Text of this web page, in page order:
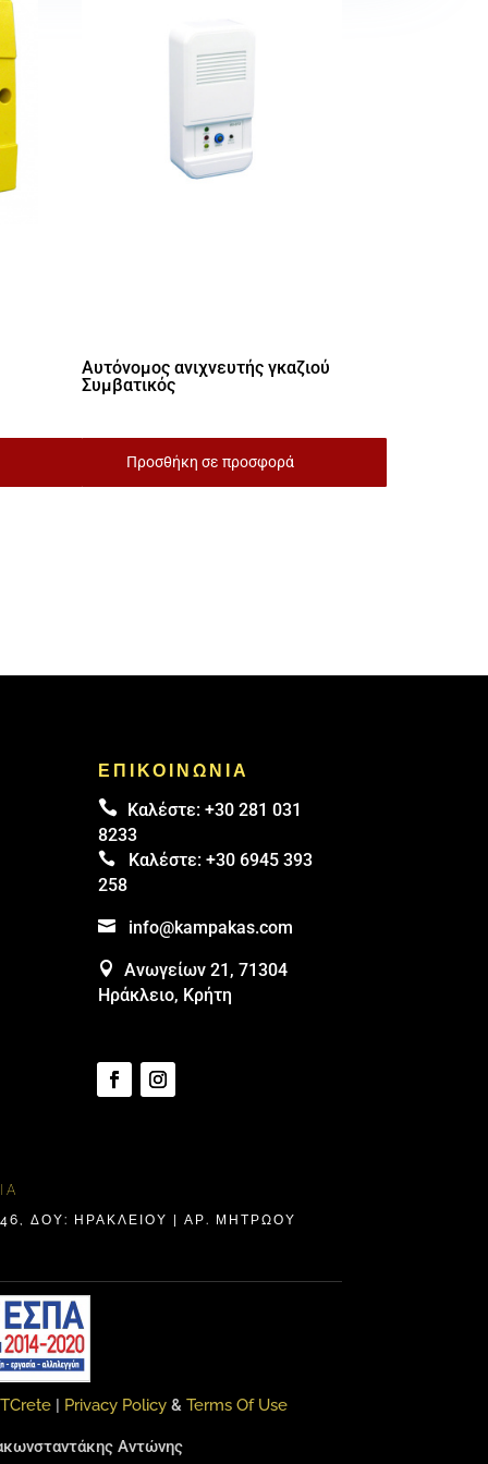
Αυτόνομος ανιχνευτής γκαζιού
Συμβατικός
Προσθήκη σε προσφορά
ΕΠΙΚΟΙΝΩΝΙΑ
 Καλέστε:+30 281 031
8233
 Καλέστε:+30 6945 393
258
 info@kampakas.com
 Ανωγείων 21, 71304
Ηράκλειο, Κρήτη
ΔΟΥ: ΗΡΑΚΛΕΊΟΥ | ΑΡ. ΜΗΤΡΩΟΥ
| Privacy Policy& Terms Of Use
Αντώνης